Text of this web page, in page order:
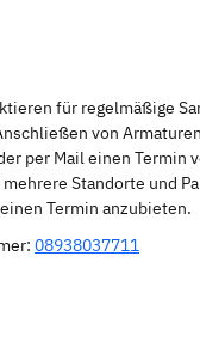
für regelmäßige
von
per Mail einen Termin
Standorte und
Termin anzubieten.
08938037711